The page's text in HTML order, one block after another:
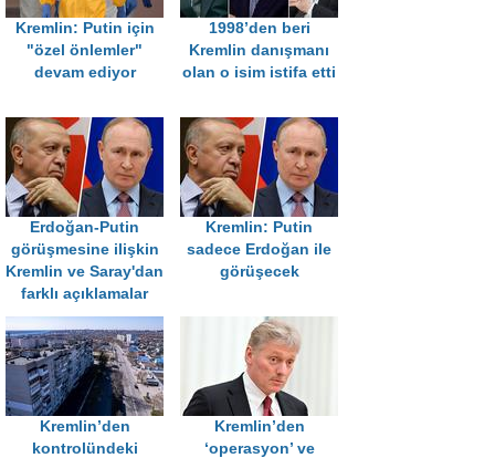
Kremlin: Putin için
"özel önlemler"
devam ediyor
1998’den beri
Kremlin danışmanı
olan o isim istifa etti
Erdoğan-Putin
görüşmesine ilişkin
Kremlin ve Saray'dan
farklı açıklamalar
Kremlin: Putin
sadece Erdoğan ile
görüşecek
Kremlin’den
kontrolündeki
Kremlin’den
‘operasyon’ ve